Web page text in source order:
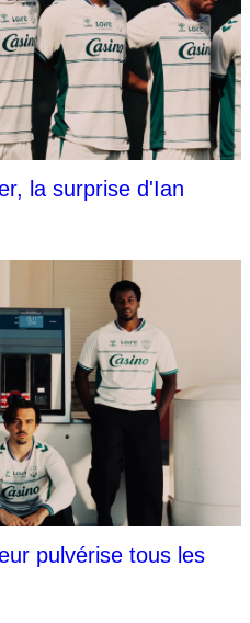
la surprise d'Ian
pulvérise tous les